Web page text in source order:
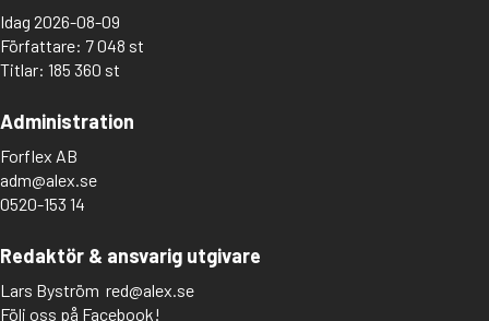
Idag 2026-08-09
Författare: 7 048 st
Titlar: 185 360 st
Administration
Forflex AB
adm@alex.se
0520-153 14
Redaktör & ansvarig utgivare
Lars Byström red@alex.se
Följ oss på Facebook!